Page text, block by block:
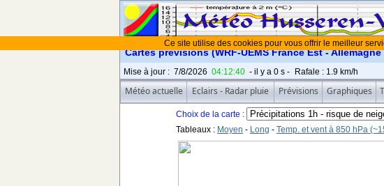
Cartes prévisions (WRF-UEMS France Est -
Mise à jour :7/8/2026 04:12:40 - il y a0 s - Rafale : 1.9 km/h
Météo actuelle Eclairs - Radar pluie Prévisions Graphiques
Choix de la carte :
Tableaux : Moyen - Long - Temp. et vent à 850 hPa
Ce site utilise des cookies pour vous offrir le meilleur